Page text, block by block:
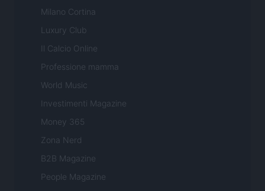
Milano Cortina
Luxury Club
Il Calcio Online
Professione mamma
World Music
Investimenti Magazine
Money 365
Zona Nerd
B2B Magazine
People Magazine